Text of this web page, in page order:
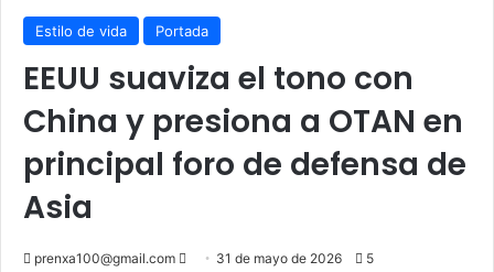
Estilo de vida Portada
EEUU suaviza el tono con
China y presiona a OTAN en
principal foro de defensa de
Asia
prenxa100@gmail.com
Send 31 de mayo de 2026 5